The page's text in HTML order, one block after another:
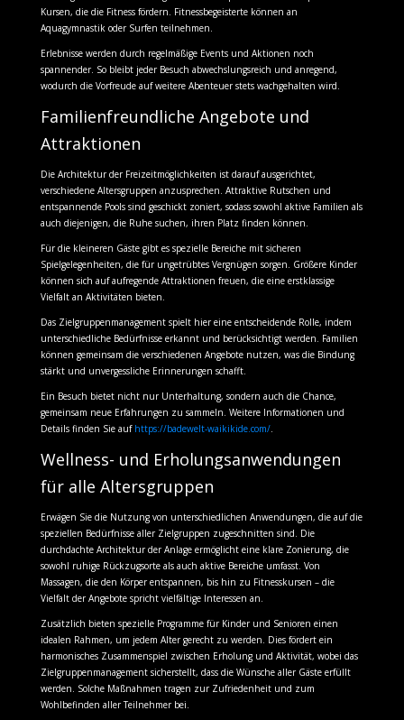
Kursen, die die Fitness fördern. Fitnessbegeisterte können an
Aquagymnastik oder Surfen teilnehmen.
Erlebnisse werden durch regelmäßige Events und Aktionen noch
spannender. So bleibt jeder Besuch abwechslungsreich und anregend,
wodurch die Vorfreude auf weitere Abenteuer stets wachgehalten wird.
Familienfreundliche Angebote und
Attraktionen
Die Architektur der Freizeitmöglichkeiten ist darauf ausgerichtet,
verschiedene Altersgruppen anzusprechen. Attraktive Rutschen und
entspannende Pools sind geschickt zoniert, sodass sowohl aktive Familien als
auch diejenigen, die Ruhe suchen, ihren Platz finden können.
Für die kleineren Gäste gibt es spezielle Bereiche mit sicheren
Spielgelegenheiten, die für ungetrübtes Vergnügen sorgen. Größere Kinder
können sich auf aufregende Attraktionen freuen, die eine erstklassige
Vielfalt an Aktivitäten bieten.
Das Zielgruppenmanagement spielt hier eine entscheidende Rolle, indem
unterschiedliche Bedürfnisse erkannt und berücksichtigt werden. Familien
können gemeinsam die verschiedenen Angebote nutzen, was die Bindung
stärkt und unvergessliche Erinnerungen schafft.
Ein Besuch bietet nicht nur Unterhaltung, sondern auch die Chance,
gemeinsam neue Erfahrungen zu sammeln. Weitere Informationen und
Details finden Sie auf https://badewelt-waikikide.com/.
Wellness- und Erholungsanwendungen
für alle Altersgruppen
Erwägen Sie die Nutzung von unterschiedlichen Anwendungen, die auf die
speziellen Bedürfnisse aller Zielgruppen zugeschnitten sind. Die
durchdachte Architektur der Anlage ermöglicht eine klare Zonierung, die
sowohl ruhige Rückzugsorte als auch aktive Bereiche umfasst. Von
Massagen, die den Körper entspannen, bis hin zu Fitnesskursen – die
Vielfalt der Angebote spricht vielfältige Interessen an.
Zusätzlich bieten spezielle Programme für Kinder und Senioren einen
idealen Rahmen, um jedem Alter gerecht zu werden. Dies fördert ein
harmonisches Zusammenspiel zwischen Erholung und Aktivität, wobei das
Zielgruppenmanagement sicherstellt, dass die Wünsche aller Gäste erfüllt
werden. Solche Maßnahmen tragen zur Zufriedenheit und zum
Wohlbefinden aller Teilnehmer bei.